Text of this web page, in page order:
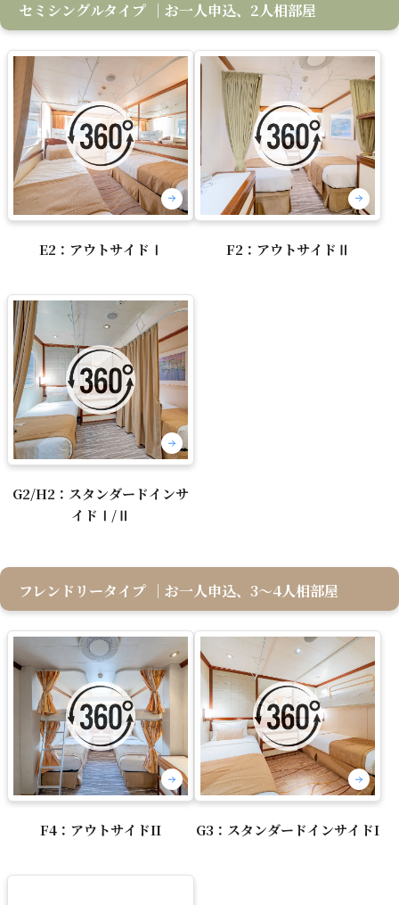
セミシングルタイプ ｜お一人申込、2人相部屋
E2：アウトサイドⅠ F2：アウトサイドⅡ
G2/H2：スタンダードインサ
イドⅠ/Ⅱ
フレンドリータイプ ｜お一人申込、3～4人相部屋
F4：アウトサイドII G3：スタンダードインサイドI